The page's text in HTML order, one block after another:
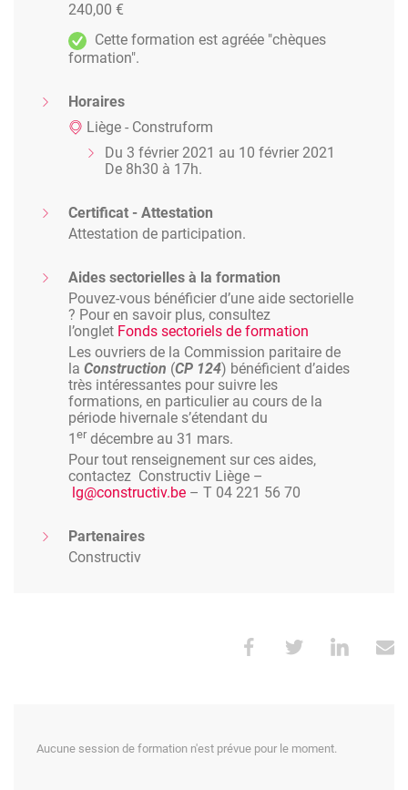
240,00 €
Cette formation est agréée "chèques
formation".
Horaires
Liège - Construform
Du 3 février 2021 au 10 février 2021
De 8h30 à 17h.
Certificat - Attestation
Attestation de participation.
Aides sectorielles à la formation
Pouvez-vous bénéficier d’une aide sectorielle
? Pour en savoir plus, consultez
l’onglet Fonds sectoriels de formation
Les ouvriers de la Commission paritaire de
la Construction (CP 124) bénéficient d’aides
très intéressantes pour suivre les
formations, en particulier au cours de la
période hivernale s’étendant du
1 er décembre au 31 mars.
Pour tout renseignement sur ces aides,
contactez Constructiv Liège –
lg@constructiv.be – T 04 221 56 70
Partenaires
Constructiv
Aucune session de formation n'est prévue pour le moment.